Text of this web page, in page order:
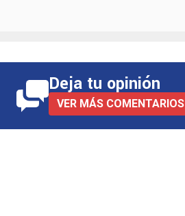
Deja tu opinión
VER MÁS COMENTARIOS